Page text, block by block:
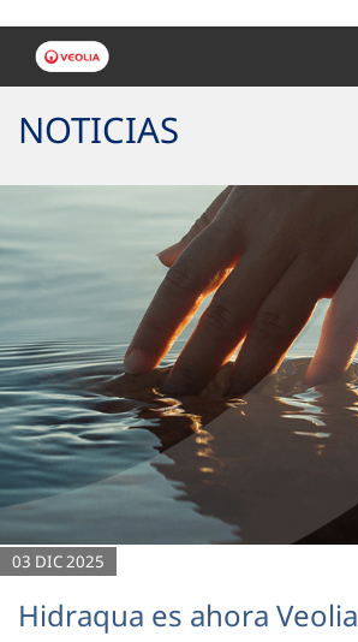
NOTICIAS
03 DIC 2025
Hidraqua es ahora Veolia